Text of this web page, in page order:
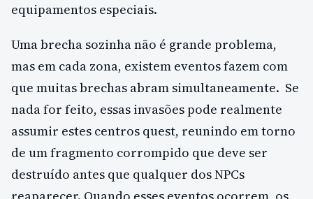
equipamentos especiais.
Uma brecha sozinha não é grande problema,
mas em cada zona, existem eventos fazem com
que muitas brechas abram simultaneamente. Se
nada for feito, essas invasões pode realmente
assumir estes centros quest, reunindo em torno
de um fragmento corrompido que deve ser
destruído antes que qualquer dos NPCs